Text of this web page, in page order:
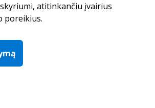
atitinkančiu įvairius
poreikius.